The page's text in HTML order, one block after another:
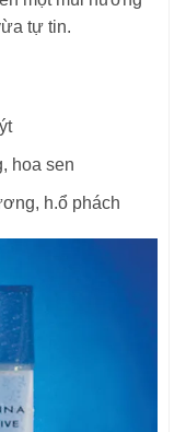
tự tin.
hoa sen
h.ổ phách